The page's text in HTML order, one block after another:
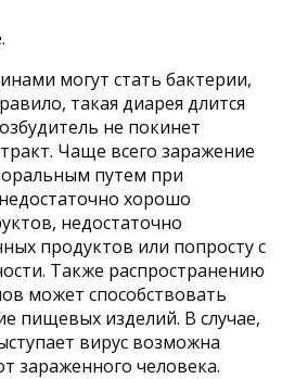
могут стать бактерии,
такая диарея длится
не покинет
Чаще всего заражение
путем при
хорошо
недостаточно
продуктов или попросту с
Также распространению
может способствовать
пищевых изделий. В случае,
вирус возможна
зараженного человека.